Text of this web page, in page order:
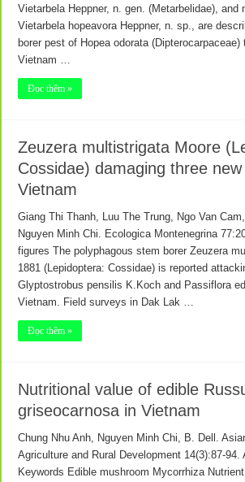
Vietarbela Heppner, n. gen. (Metarbelidae), and
Vietarbela hopeavora Heppner, n. sp., are
borer pest of Hopea odorata (Dipterocarpaceae)
Vietnam …
Đọc thêm »
Zeuzera multistrigata Moore
Cossidae) damaging three
Vietnam
Giang Thi Thanh, Luu The Trung, Ngo Van
Nguyen Minh Chi. Ecologica Montenegrina
figures The polyphagous stem borer Zeuzera
1881 (Lepidoptera: Cossidae) is reported
Glyptostrobus pensilis K.Koch and Passiflora
Vietnam. Field surveys in Dak Lak …
Đọc thêm »
Nutritional value of edible
griseocarnosa in Vietnam
Chung Nhu Anh, Nguyen Minh Chi, B. Dell.
Agriculture and Rural Development 14(3):87-94.
Keywords Edible mushroom Mycorrhiza